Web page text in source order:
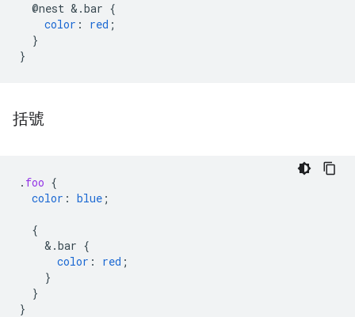
@nest & .bar {
color : red ;
}
}
括號
. foo {
color : blue ;
{
& .bar {
color : red ;
}
}
}